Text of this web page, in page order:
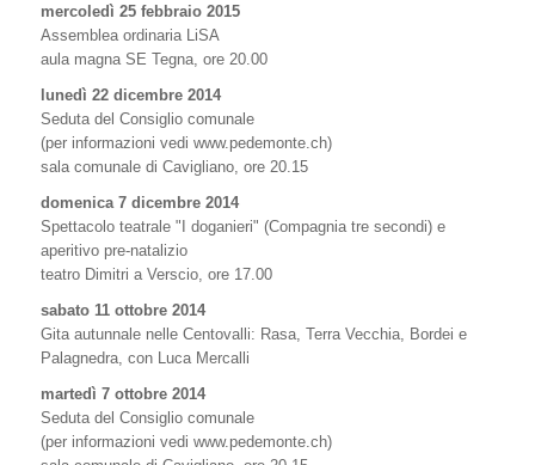
mercoledì 25 febbraio 2015
Assemblea ordinaria LiSA
aula magna SE Tegna, ore 20.00
lunedì 22 dicembre 2014
Seduta del Consiglio comunale
(per informazioni vedi www.pedemonte.ch)
sala comunale di Cavigliano, ore 20.15
domenica 7 dicembre 2014
Spettacolo teatrale "I doganieri" (Compagnia tre secondi) e
aperitivo pre-natalizio
teatro Dimitri a Verscio, ore 17.00
sabato 11 ottobre 2014
Gita autunnale nelle Centovalli: Rasa, Terra Vecchia, Bordei e
Palagnedra, con Luca Mercalli
martedì 7 ottobre 2014
Seduta del Consiglio comunale
(per informazioni vedi www.pedemonte.ch)